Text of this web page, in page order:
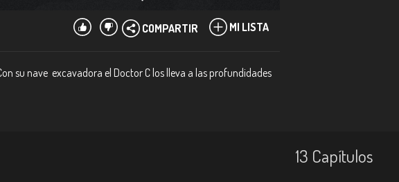
MI LISTA
COMPARTIR
su nave excavadora el Doctor C los lleva a las profundidades
13 Capí­tulos